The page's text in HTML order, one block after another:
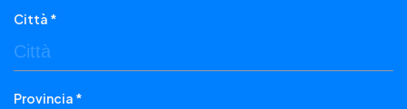
Città *
Provincia *